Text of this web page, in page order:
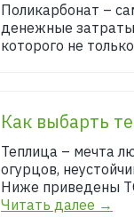
Поликарбонат –
денежные затраты
которого не
Как выбарть
Теплица – мечта
огурцов,
Ниже приведены
Читать далее →